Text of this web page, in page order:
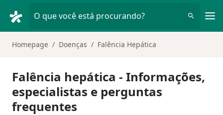
O que você está procurando?
Homepage Doenças Falência Hepática
Falência hepática - Informações,
especialistas e perguntas
frequentes